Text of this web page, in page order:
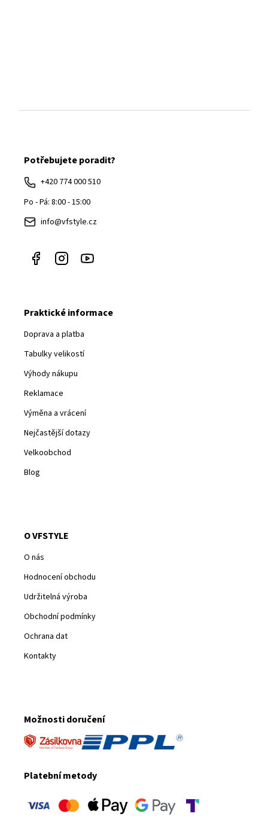
Potřebujete poradit?
+420 774 000 510
Po - Pá: 8:00 - 15:00
info@vfstyle.cz
Praktické informace
Doprava a platba
Tabulky velikostí
Výhody nákupu
Reklamace
Výměna a vrácení
Nejčastější dotazy
Velkoobchod
Blog
O VFSTYLE
O nás
Hodnocení obchodu
Udržitelná výroba
Obchodní podmínky
Ochrana dat
Kontakty
Možnosti doručení
Platební metody